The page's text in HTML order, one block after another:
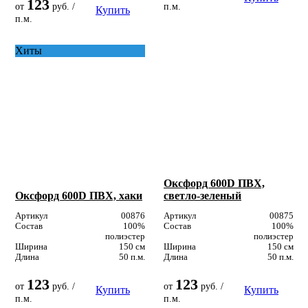
от 123 руб. /
п.м.
Купить п.м.
Хиты
Оксфорд 600D ПВХ, хаки
Артикул
00876
Состав
100%
полиэстер
Ширина
150 см
Длина
50 п.м.
от 123 руб. /
п.м.
Купить
Оксфорд 600D ПВХ,
светло-зеленый
Артикул
00875
Состав
100%
полиэстер
Ширина
150 см
Длина
50 п.м.
от 123 руб. /
п.м.
Купить